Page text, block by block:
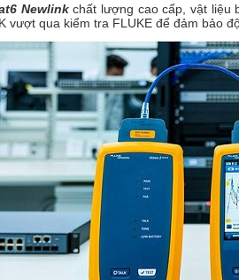
Newlinkchất lượng cao cấp, vật liệu
vượt qua kiểm tra FLUKE để đảm bảo